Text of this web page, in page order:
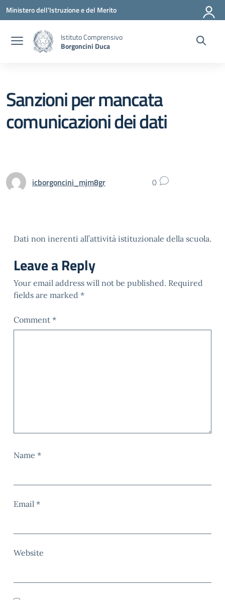
Vai ai contenuti
Vai al menu di navigazione
Vai al footer
Ministero dell'Istruzione e del Merito
Istituto Comprensivo
Borgoncini Duca
Sanzioni per mancata
comunicazioni dei dati
icborgoncini_mjm8gr 0
Dati non inerenti all’attività istituzionale della scuola.
Leave a Reply
Your email address will not be published. Required
fields are marked *
Comment *
Name *
Email *
Website